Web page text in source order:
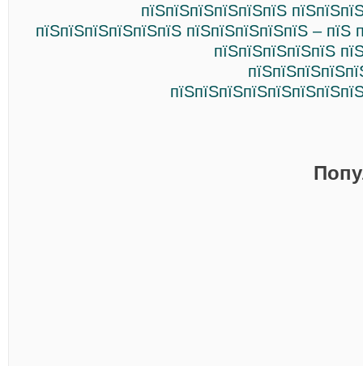
пїЅпїЅпїЅпїЅпїЅпїЅ
пїЅпїЅпїЅпїЅпїЅпїЅ пїЅпїЅпїЅпїЅпїЅ – пїЅ
пїЅпїЅпїЅпїЅпїЅ